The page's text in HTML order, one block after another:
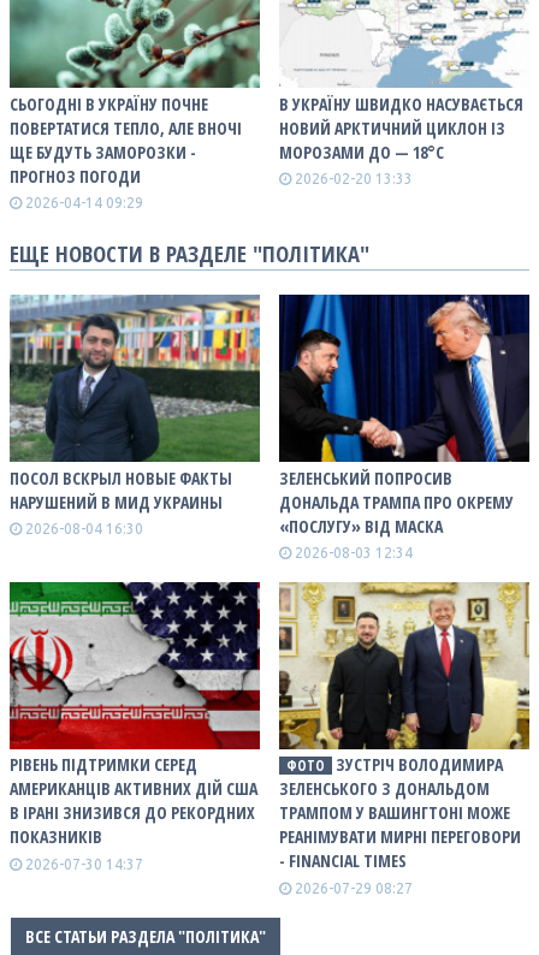
СЬОГОДНІ В УКРАЇНУ ПОЧНЕ
ПОВЕРТАТИСЯ ТЕПЛО, АЛЕ ВНОЧІ
ЩЕ БУДУТЬ ЗАМОРОЗКИ -
ПРОГНОЗ ПОГОДИ
2026-04-14 09:29
В УКРАЇНУ ШВИДКО НАСУВАЄТЬСЯ
НОВИЙ АРКТИЧНИЙ ЦИКЛОН ІЗ
МОРОЗАМИ ДО — 18°С
2026-02-20 13:33
ЕЩЕ НОВОСТИ В РАЗДЕЛЕ "ПОЛІТИКА"
ПОСОЛ ВСКРЫЛ НОВЫЕ ФАКТЫ
НАРУШЕНИЙ В МИД УКРАИНЫ
2026-08-04 16:30
ЗЕЛЕНСЬКИЙ ПОПРОСИВ
ДОНАЛЬДА ТРАМПА ПРО ОКРЕМУ
«ПОСЛУГУ» ВІД МАСКА
2026-08-03 12:34
РІВЕНЬ ПІДТРИМКИ СЕРЕД
АМЕРИКАНЦІВ АКТИВНИХ ДІЙ США
В ІРАНІ ЗНИЗИВСЯ ДО РЕКОРДНИХ
ПОКАЗНИКІВ
2026-07-30 14:37
ФОТО
ЗУСТРІЧ ВОЛОДИМИРА
ЗЕЛЕНСЬКОГО З ДОНАЛЬДОМ
ТРАМПОМ У ВАШИНГТОНІ МОЖЕ
РЕАНІМУВАТИ МИРНІ ПЕРЕГОВОРИ
- FINANCIAL TIMES
2026-07-29 08:27
ВСЕ СТАТЬИ РАЗДЕЛА "ПОЛІТИКА"